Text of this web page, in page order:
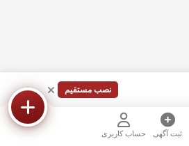
نصب مستقیم
ثبت آگهی حساب کاربری